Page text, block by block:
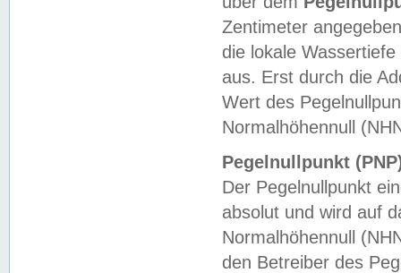
Zentimeter
die lokale
aus. Erst durch die
Wert des
Normalhöhennull
Pegelnullpunkt
Der Pegelnullpunkt
absolut und wird auf
Normalhöhennull
den Betreiber des